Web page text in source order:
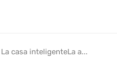
casa inteligenteLa a...